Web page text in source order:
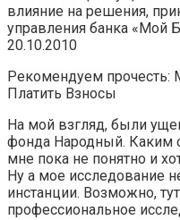
влияние на решения,
управления банка «Мой
20.10.2010
Рекомендуем
Платить Взносы
На мой взгляд, были
фонда Народный. Каким
мне пока не понятно и
Ну а мое исследование
инстанции. Возможно,
профессиональное